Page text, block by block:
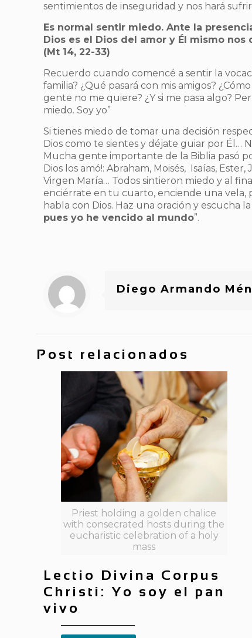
sentimientos de inseguridad y nos hará
Es normal sentir miedo. Ante la
Dios es el Dios del amor y Él mismo nos
(Mt 14, 22-33)
Recuerdo cuando comencé a sentir la
familia? ¿Qué pasará con mis amigos?
gente no me quiere? ¿Y si me pasa algo?
miedo. Soy yo”
Si tienes miedo de tomar una decisión
Dios como te sientes y déjate guiar por Él…
Mucha gente importante de la Biblia pasó
Dios los amó!: Abraham, Moisés, Isaías,
Virgen María… Todos sintieron miedo y al
enciérrate en tu cuarto, enciende una
habla con Dios. Haz una oración y escucha
pues yo he vencido al mundo”.
Diego Armando
Post relacionados
Priest holding a golden chalice
with consecrated hosts during the
eucharistic celebration of a holy
mass
Lectio Divina Corpus
Christi: Yo soy el pan
vivo